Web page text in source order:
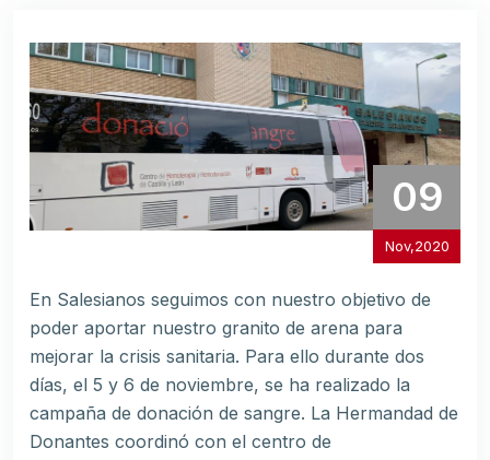
09
Nov,2020
En Salesianos seguimos con nuestro objetivo de
poder aportar nuestro granito de arena para
mejorar la crisis sanitaria. Para ello durante dos
días, el 5 y 6 de noviembre, se ha realizado la
campaña de donación de sangre. La Hermandad de
Donantes coordinó con el centro de